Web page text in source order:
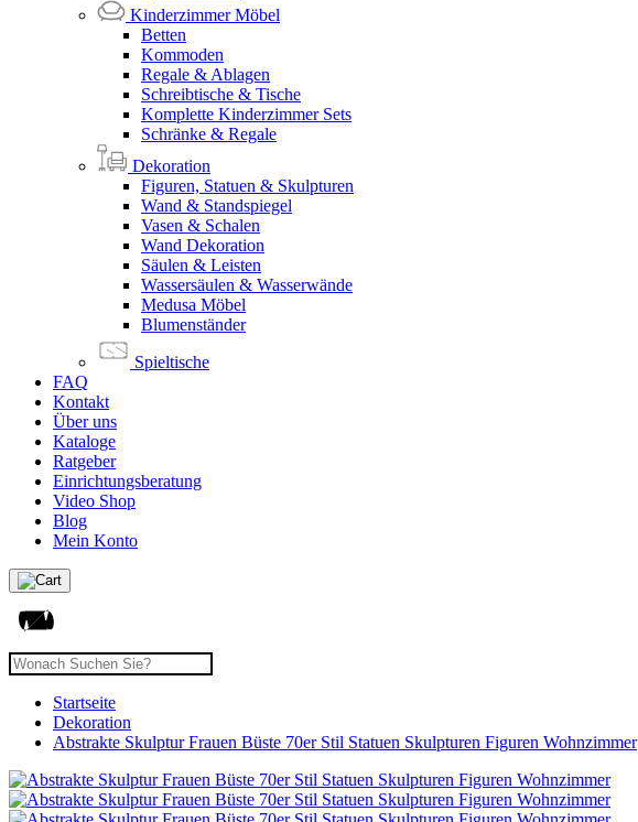
Kinderzimmer Möbel
Betten
Kommoden
Regale & Ablagen
Schreibtische & Tische
Komplette Kinderzimmer Sets
Schränke & Regale
Dekoration
Figuren, Statuen & Skulpturen
Wand & Standspiegel
Vasen & Schalen
Wand Dekoration
Säulen & Leisten
Wassersäulen & Wasserwände
Medusa Möbel
Blumenständer
Spieltische
FAQ
Kontakt
Über uns
Kataloge
Ratgeber
Einrichtungsberatung
Video Shop
Blog
Mein Konto
Startseite
Dekoration
Abstrakte Skulptur Frauen Büste 70er Stil Statuen Skulpturen Figuren Wohnzimmer